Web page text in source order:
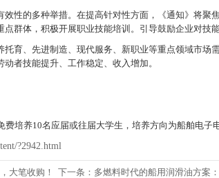
性的多种举措。在提高针对性方面，《通知》将
群体，积极开展职业技能培训。引导鼓励企业对技
育、先进制造、现代服务、新职业等重点领域市
者技能提升、工作稳定、收入增加。
费培养10名应届或往届大学生，培养方向为船舶电子
?2942.html
大笔收购！ 下一条： 多燃料时代的船用润滑油方案